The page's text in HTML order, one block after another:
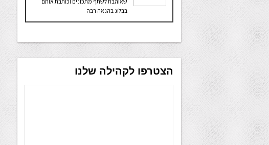
בבלוג בהנאה רבה
הצטרפו לקהילה שלנו